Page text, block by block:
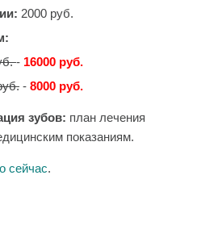
2000 руб.
- 16000 руб.
- 8000 руб.
зубов: план лечения
показаниям.
сейчас.